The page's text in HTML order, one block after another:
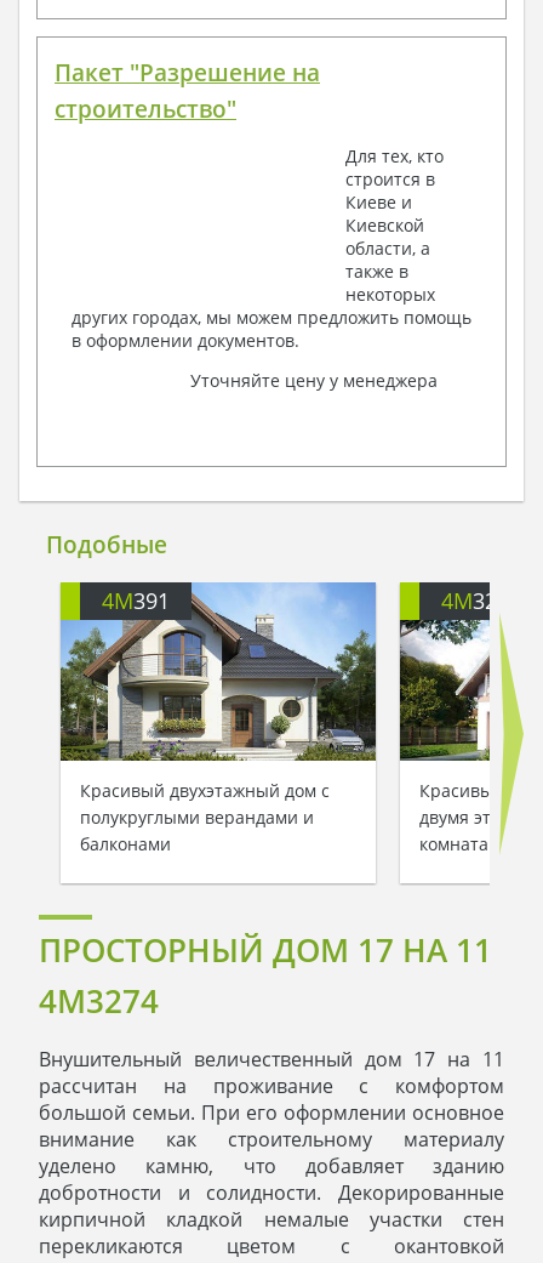
Пакет "Разрешение на
строительство"
Для тех, кто
строится в
Киеве и
Киевской
области, а
также в
некоторых
других городах, мы можем предложить помощь
в оформлении документов.
Уточняйте цену у менеджера
Подобные
4M391
Красивый двухэтажный дом с
полукруглыми верандами и
балконами
4M3200
Красивый
двумя
комнатами
ПРОСТОРНЫЙ ДОМ 17 НА 11
4M3274
Внушительный величественный дом 17 на 11
рассчитан на проживание с комфортом
большой семьи. При его оформлении основное
внимание как строительному материалу
уделено камню, что добавляет зданию
добротности и солидности. Декорированные
кирпичной кладкой немалые участки стен
перекликаются цветом с окантовкой